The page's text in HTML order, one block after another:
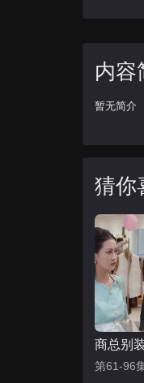
内容
暂无简介
猜你
第61-96